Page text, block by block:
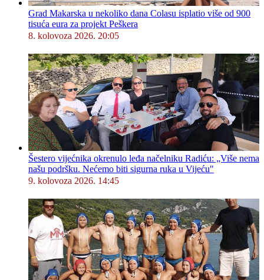
Grad Makarska u nekoliko dana Colasu isplatio više od 900
tisuća eura za projekt Peškera
8. kolovoza 2026. 20:05
Šestero vijećnika okrenulo leđa načelniku Radiću: „Više nema
našu podršku. Nećemo biti sigurna ruka u Vijeću"
9. kolovoza 2026. 14:45